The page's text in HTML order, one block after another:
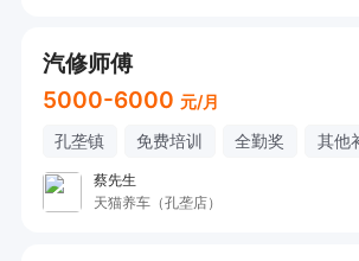
汽修师傅
5000-6000 元/月
孔垄镇 免费培训 全勤奖 其他
蔡先生
天猫养车（孔垄店）